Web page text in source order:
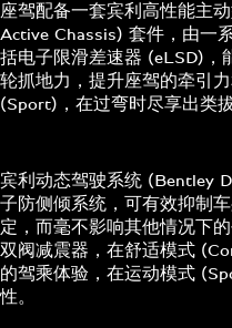
座驾配备一套宾利高性能主
Active Chassis) 套件，由一
括电子限滑差速器 (eLSD)，
轮抓地力，提升座驾的牵引
(Sport)，在过弯时尽享出类
宾利动态驾驶系统 (Bentley
子防侧倾系统，可有效抑制
定，而毫不影响其他情况下
双阀减震器，在舒适模式
的驾乘体验，在运动模式
性。